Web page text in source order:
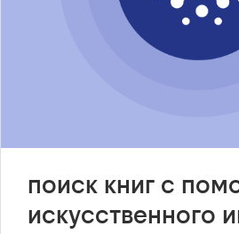
поиск книг с
искусственного